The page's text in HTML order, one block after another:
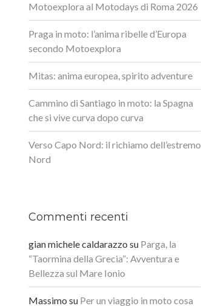
Motoexplora al Motodays di Roma 2026
Praga in moto: l’anima ribelle d’Europa
secondo Motoexplora
Mitas: anima europea, spirito adventure
Cammino di Santiago in moto: la Spagna
che si vive curva dopo curva
Verso Capo Nord: il richiamo dell’estremo
Nord
Commenti recenti
gian michele caldarazzo su Parga, la
“Taormina della Grecia”: Avventura e
Bellezza sul Mare Ionio
Massimo su Per un viaggio in moto cosa